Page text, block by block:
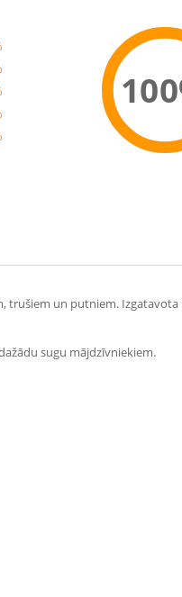
trušiem un putniem.
sugu mājdzīvniekiem.